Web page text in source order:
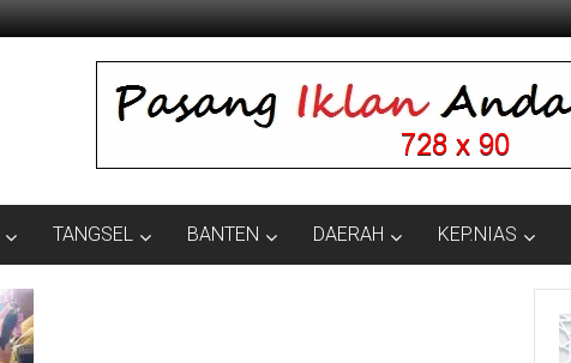
TANGSEL BANTEN DAERAH KEP.NIAS